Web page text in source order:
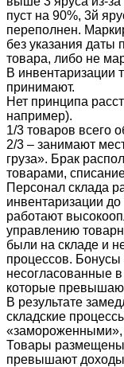
пуст на 90%, 3й
переполнен.
без указания даты
товара, либо не
В инвентаризации
принимают.
Нет принципа
например).
1/3 товаров всего
2/3 – занимают
груза». Брак
товарами,
Персонал склада
инвентаризации
работают
управлению
были на складе и
процессов. Бонусы
несогласованные
которые
В результате
складские
Товары размещены
превышают доходы